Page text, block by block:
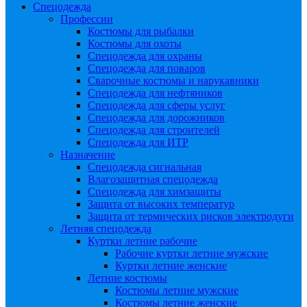
Спецодежда
Профессии
Костюмы для рыбалки
Костюмы для охоты
Спецодежда для охраны
Спецодежда для поваров
Сварочные костюмы и нарукавники
Спецодежда для нефтяников
Спецодежда для сферы услуг
Спецодежда для дорожников
Спецодежда для строителей
Спецодежда для ИТР
Назначение
Спецодежда сигнальная
Влагозащитная спецодежда
Спецодежда для химзащиты
Защита от высоких температур
Защита от термических рисков электродуги
Летняя спецодежда
Куртки летние рабочие
Рабочие куртки летние мужские
Куртки летние женские
Летние костюмы
Костюмы летние мужские
Костюмы летние женские